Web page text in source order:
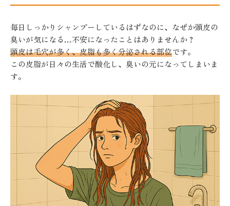
毎日しっかりシャンプーしているはずなのに、なぜか頭皮の
臭いが気になる…不安になったことはありませんか？
頭皮は毛穴が多く、皮脂も多く分泌される部位です。
この皮脂が日々の生活で酸化し、臭いの元になってしまいま
す。